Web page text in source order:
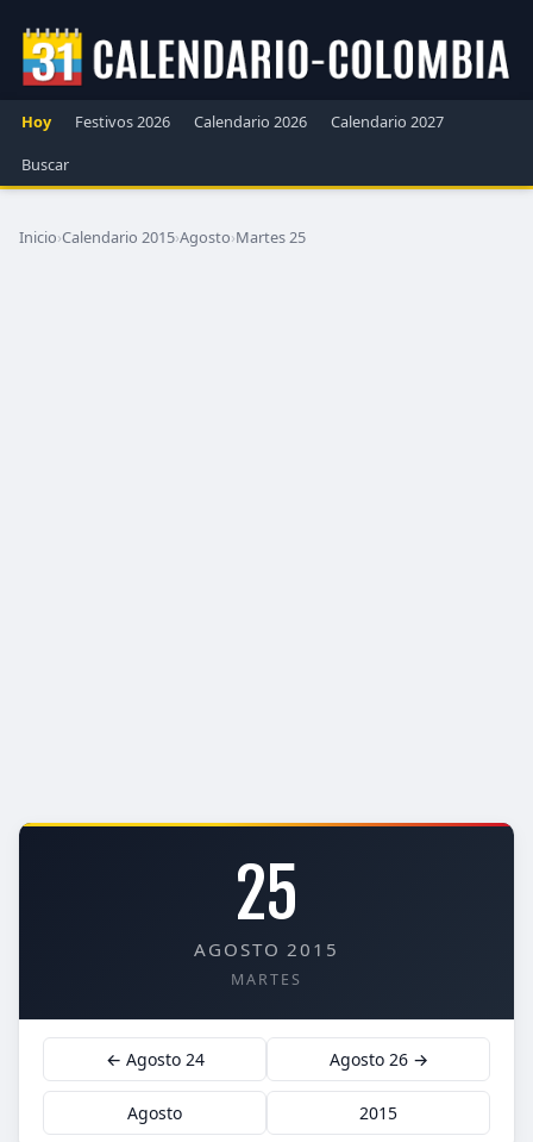
Hoy Festivos 2026 Calendario 2026
Calendario 2027
Buscar
Inicio›Calendario 2015›Agosto›Martes 25
25
AGOSTO 2015
MARTES
← Agosto 24 Agosto 26 →
Agosto 2015